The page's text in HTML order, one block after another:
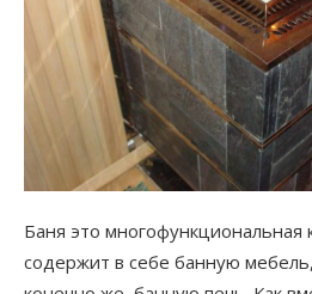
Баня это многофункциональная
содержит в себе банную